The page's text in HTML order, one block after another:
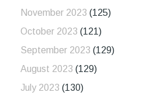
November 2023 (125)
October 2023 (121)
September 2023 (129)
August 2023 (129)
July 2023 (130)